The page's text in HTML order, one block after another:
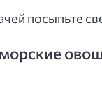
посыпьте